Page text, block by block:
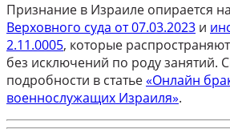
Признание в Израиле опирается на
Верховного суда от 07.03.2023 и
2.11.0005, которые
без исключений по роду занятий.
подробности в статье«Онлайн
военнослужащих Израиля».